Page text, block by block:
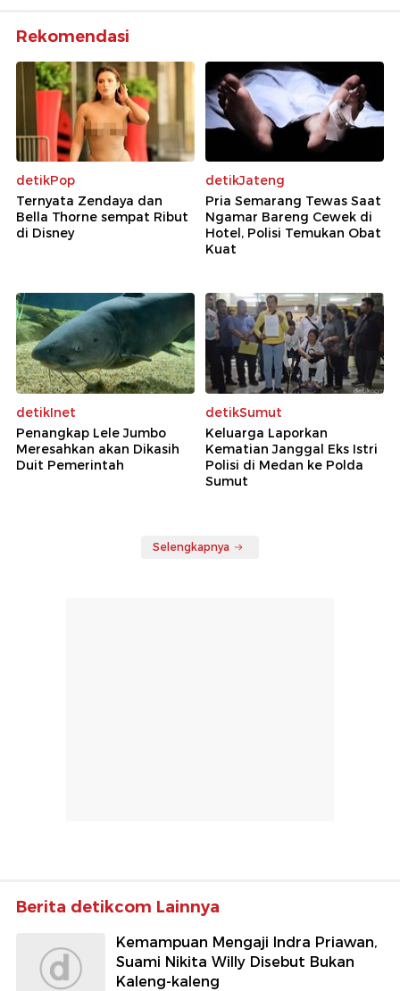
Rekomendasi
detikPop
Ternyata Zendaya dan
Bella Thorne sempat Ribut
di Disney
detikJateng
Pria Semarang Tewas Saat
Ngamar Bareng Cewek di
Hotel, Polisi Temukan Obat
Kuat
detikInet
Penangkap Lele Jumbo
Meresahkan akan Dikasih
Duit Pemerintah
detikSumut
Keluarga Laporkan
Kematian Janggal Eks Istri
Polisi di Medan ke Polda
Sumut
Selengkapnya
Berita detikcom Lainnya
Kemampuan Mengaji Indra Priawan,
Suami Nikita Willy Disebut Bukan
Kaleng-kaleng